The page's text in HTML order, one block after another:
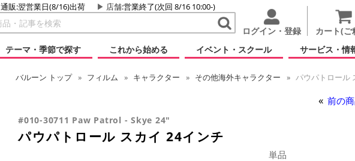
通販:翌営業日(8/16)出荷 店舗:営業終了(次回 8/16 10:00-)
ログイン・登録 カート(ご
テーマ・季節で探す
これから始める イベント・スクール サービス・情
バルーン トップ フィルム キャラクター その他海外キャラクター パウパトロール
前の
#010-30711 Paw Patrol - Skye 24"
パウパトロール スカイ 24インチ
単品